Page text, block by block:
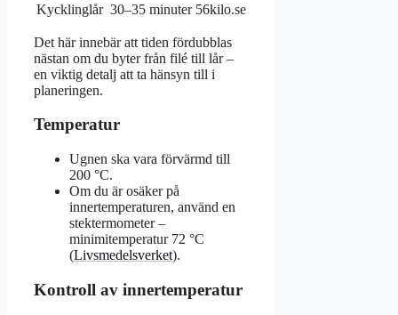
Kycklinglår 30–35 minuter 56kilo.se
Det här innebär att tiden fördubblas
nästan om du byter från filé till lår –
en viktig detalj att ta hänsyn till i
planeringen.
Temperatur
Ugnen ska vara förvärmd till
200 °C.
Om du är osäker på
innertemperaturen, använd en
stektermometer –
minimitemperatur 72 °C
(Livsmedelsverket).
Kontroll av innertemperatur